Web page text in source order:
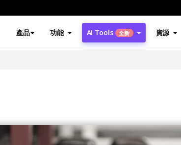
產品 功能 AI Tools 全新 資源